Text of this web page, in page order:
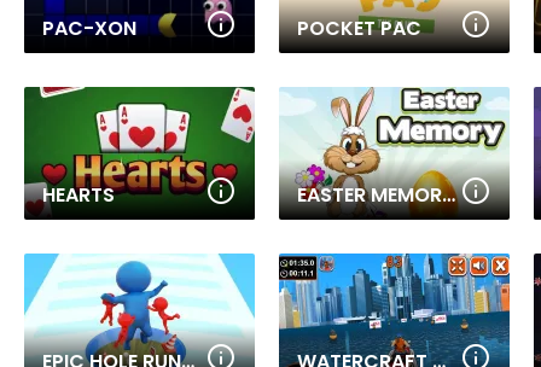
PAC-XON POCKET PAC
HEARTS EASTER MEMORY GAME